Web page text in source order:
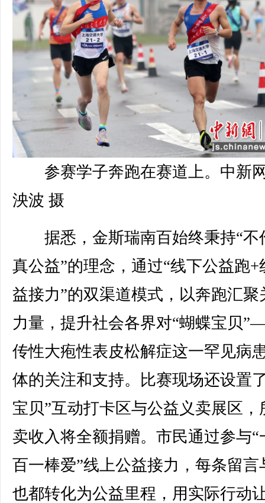
参赛学子奔跑在赛道上。中新
泱波 摄
据悉，金斯瑞南百始终秉持“不
真公益”的理念，通过“线下公益跑+
益接力”的双渠道模式，以奔跑汇聚
力量，提升社会各界对“蝴蝶宝贝
传性大疱性表皮松解症这一罕见病
体的关注和支持。比赛现场还设置
宝贝”互动打卡区与公益义卖展区，
卖收入将全额捐赠。市民通过参与“
百一棒爱”线上公益接力，每条留言
也都转化为公益里程，用实际行动